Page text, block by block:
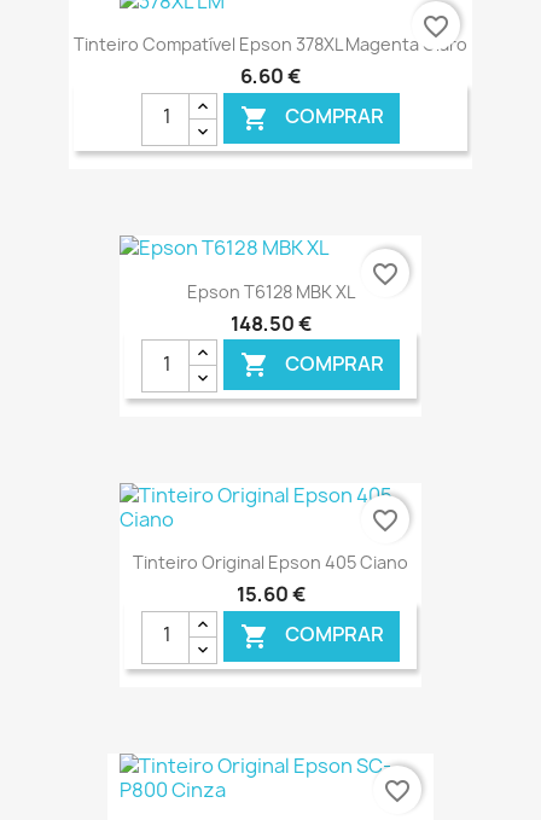
Tinteiro Compatível Epson 378XL Magenta Claro
6,60 €
 COMPRAR
€ ONLINE
favorite_border
Epson T6128 MBK XL
148,50 €
 COMPRAR
€ ONLINE
favorite_border
Tinteiro Original Epson 405 Ciano
15,60 €
 COMPRAR
€ ONLINE
favorite_border
favorite_border